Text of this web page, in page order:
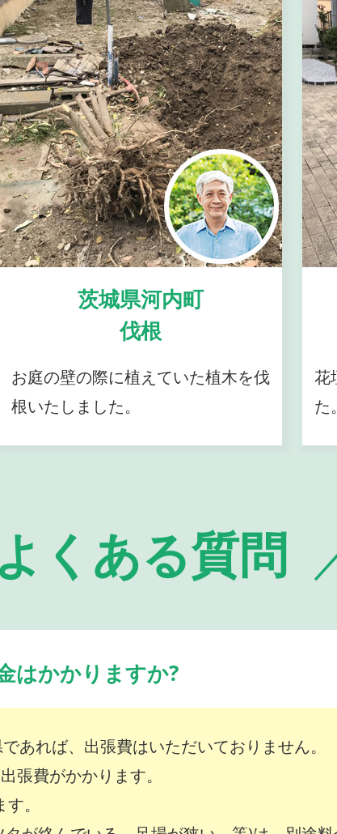
茨城県河内町
伐根
お庭の壁の際に植えていた植木を伐
根いたしました。
花
た。
よくある質問
はかかりますか?
あれば、出張費はいただいておりません。
張費がかかります。
。